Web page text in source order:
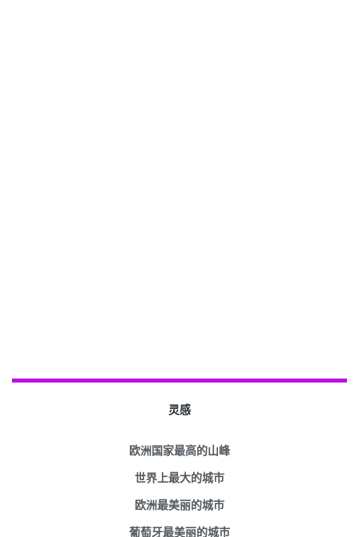
灵感
欧洲国家最高的山峰
世界上最大的城市
欧洲最美丽的城市
葡萄牙最美丽的城市